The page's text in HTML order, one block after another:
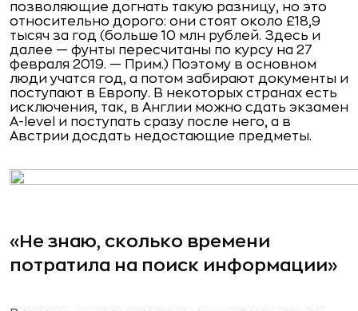
позволяющие догнать такую разницу, но это
относительно дорого: они стоят около £18,9
тысяч за год (больше 10 млн рублей. Здесь и
далее — фунты пересчитаны по курсу на 27
февраля 2019. — Прим.) Поэтому в основном
люди учатся год, а потом забирают документы и
поступают в Европу. В некоторых странах есть
исключения, так, в Англии можно сдать экзамен
А-level и поступать сразу после него, а в
Австрии досдать недостающие предметы.
«Не знаю, сколько времени
потратила на поиск информации»